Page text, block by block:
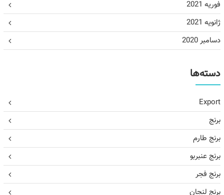
فوریه 2021
ژانویه 2021
دسامبر 2020
دسته‌ها
Export
برنج
برنج طارم
برنج عنبربو
برنج فجر
برنج لنجان